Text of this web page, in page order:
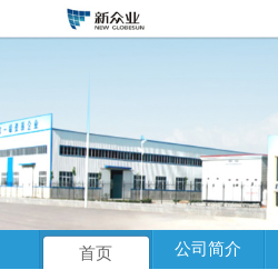
首页 公司简介